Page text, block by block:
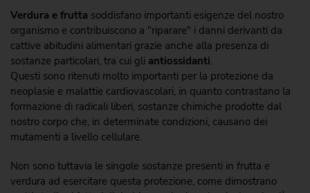
Verdura e frutta soddisfano importanti esigenze del nostro
organismo e contribuiscono a "riparare" i danni derivanti da
cattive abitudini alimentari grazie anche alla presenza di
sostanze particolari, tra cui gli antiossidanti.
Questi sono ritenuti molto importanti per la protezione da
neoplasie e malattie cardiovascolari, in quanto contrastano la
formazione di radicali liberi, sostanze chimiche prodotte dal
nostro corpo che, in determinate condizioni, causano dei
mutamenti a livello cellulare.
Non sono tuttavia le singole sostanze presenti in frutta e
verdura ad esercitare questa protezione, come dimostrano